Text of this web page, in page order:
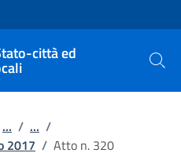
città ed
Cerca
... / ... /
2017 / Atto n. 320